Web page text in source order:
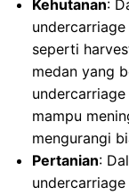
Kehutanan:
seperti
medan yang
mampu
mengurangi
Pertanian: